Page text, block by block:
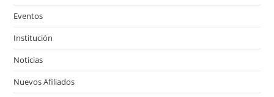
Eventos
Institución
Noticias
Nuevos Afiliados